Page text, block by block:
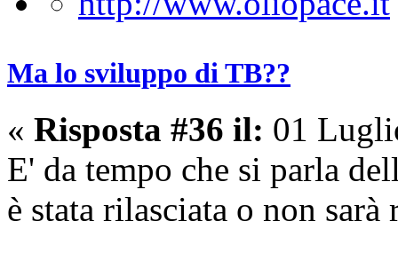
Ma lo sviluppo di TB??
« Risposta #36 il: 01
E' da tempo che si parla
è stata rilasciata o non sarà